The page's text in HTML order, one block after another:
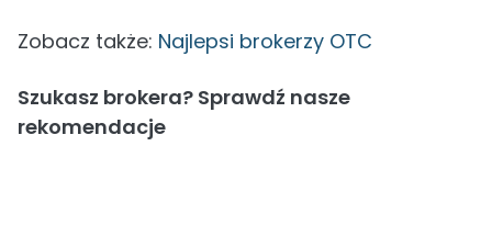
Zobacz także: Najlepsi brokerzy OTC
Szukasz brokera? Sprawdź nasze
rekomendacje